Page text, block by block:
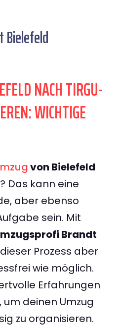
Bielefeld
NACH TIRGU-
WICHTIGE
von Bielefeld
? Das kann eine
aber ebenso
sein. Mit
Brandt
Prozess aber
wie möglich.
Erfahrungen
deinen Umzug
zu organisieren.